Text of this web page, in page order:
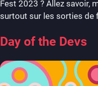
Fest 2023 ? Allez savoir,
surtout sur les sorties de
Day of the Devs